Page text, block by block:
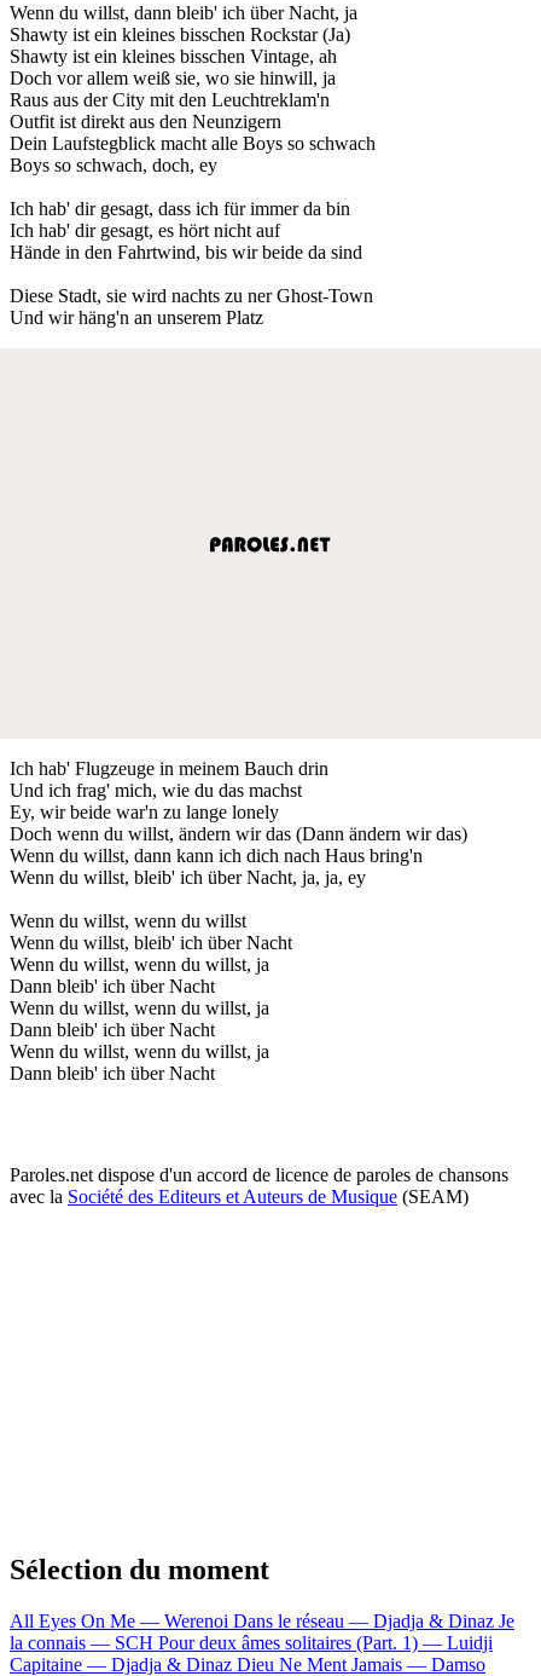
Wenn du willst, dann bleib' ich über Nacht, ja
Shawty ist ein kleines bisschen Rockstar (Ja)
Shawty ist ein kleines bisschen Vintage, ah
Doch vor allem weiß sie, wo sie hinwill, ja
Raus aus der City mit den Leuchtreklam'n
Outfit ist direkt aus den Neunzigern
Dein Laufstegblick macht alle Boys so schwach
Boys so schwach, doch, ey
Ich hab' dir gesagt, dass ich für immer da bin
Ich hab' dir gesagt, es hört nicht auf
Hände in den Fahrtwind, bis wir beide da sind
Diese Stadt, sie wird nachts zu ner Ghost-Town
Und wir häng'n an unserem Platz
Ich hab' Flugzeuge in meinem Bauch drin
Und ich frag' mich, wie du das machst
Ey, wir beide war'n zu lange lonely
Doch wenn du willst, ändern wir das (Dann ändern wir das)
Wenn du willst, dann kann ich dich nach Haus bring'n
Wenn du willst, bleib' ich über Nacht, ja, ja, ey
Wenn du willst, wenn du willst
Wenn du willst, bleib' ich über Nacht
Wenn du willst, wenn du willst, ja
Dann bleib' ich über Nacht
Wenn du willst, wenn du willst, ja
Dann bleib' ich über Nacht
Wenn du willst, wenn du willst, ja
Dann bleib' ich über Nacht
Paroles.net dispose d'un accord de licence de paroles de chansons
avec la Société des Editeurs et Auteurs de Musique (SEAM)
Sélection du moment
All Eyes On Me — Werenoi Dans le réseau — Djadja & Dinaz Je
la connais — SCH Pour deux âmes solitaires (Part. 1) — Luidji
Capitaine — Djadja & Dinaz Dieu Ne Ment Jamais — Damso